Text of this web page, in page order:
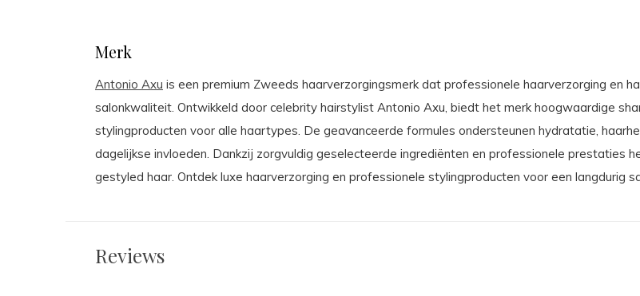
Merk
Antonio Axu is een premium Zweeds haarverzorgingsmerk dat professionele haarverzorging en
salonkwaliteit. Ontwikkeld door celebrity hairstylist Antonio Axu, biedt het merk hoogwaardige
stylingproducten voor alle haartypes. De geavanceerde formules ondersteunen hydratatie,
dagelijkse invloeden. Dankzij zorgvuldig geselecteerde ingrediënten en professionele prestaties
gestyled haar. Ontdek luxe haarverzorging en professionele stylingproducten voor een langdurig
Reviews